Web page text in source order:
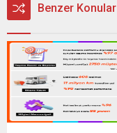
Benzer Konular